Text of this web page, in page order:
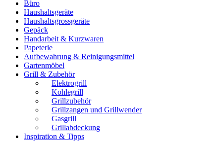
Büro
Haushaltsgeräte
Haushaltsgrossgeräte
Gepäck
Handarbeit & Kurzwaren
Papeterie
Aufbewahrung & Reinigungsmittel
Gartenmöbel
Grill & Zubehör
Elektrogrill
Kohlegrill
Grillzubehör
Grillzangen und Grillwender
Gasgrill
Grillabdeckung
Inspiration & Tipps